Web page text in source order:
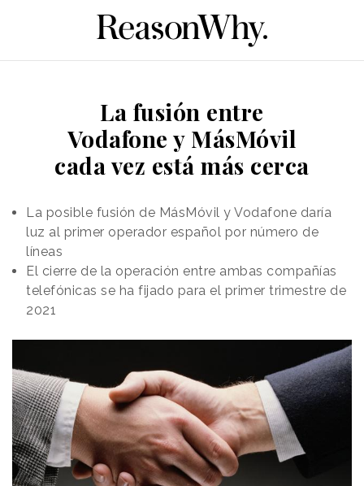
La fusión entre
Vodafone y MásMóvil
cada vez está más cerca
La posible fusión de MásMóvil y Vodafone daría
luz al primer operador español por número de
líneas
El cierre de la operación entre ambas compañías
telefónicas se ha fijado para el primer trimestre de
2021